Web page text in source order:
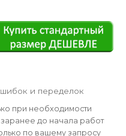
и переделок
при необходимости
заранее до начала работ
по вашему запросу